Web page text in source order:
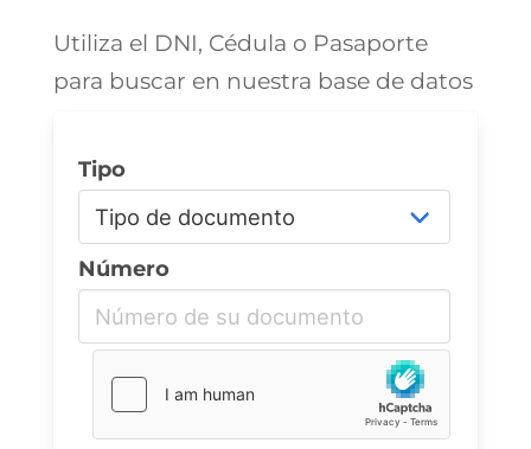
Utiliza el DNI, Cédula o Pasaporte
para buscar en nuestra base de datos
Tipo
Número